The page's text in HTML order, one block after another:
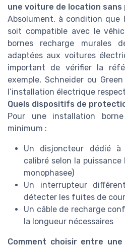
une voiture de location sans
Absolument, à condition que
soit compatible avec le
bornes recharge murales
adaptées aux voitures
important de vérifier la
exemple, Schneider ou
l’installation électrique
Quels dispositifs de
Pour une installation
minimum :
Un disjoncteur dédié
calibré selon la puissance
monophasee)
Un interrupteur
détecter les fuites de
Un câble de recharge
la longueur nécessaires
Comment choisir entre